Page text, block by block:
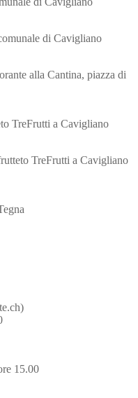
di Cavigliano
alla Cantina, piazza di
TreFrutti a Cavigliano
TreFrutti a Cavigliano
15.00